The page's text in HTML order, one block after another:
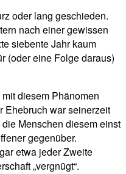
oder lang geschieden.
nach einer gewissen
siebente Jahr kaum
(oder eine Folge daraus)
diesem Phänomen
Ehebruch war seinerzeit
Menschen diesem einst
gegenüber.
etwa jeder Zweite
„vergnügt“.